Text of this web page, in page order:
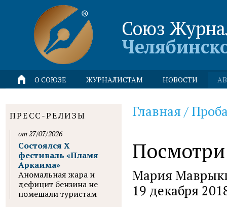
Союз
О СОЮЗЕ ЖУРНАЛИСТАМ НОВОСТИ
Главная /
Мария
19 декабря
ПРЕСС-РЕЛИЗЫ
от 27/07/2026
Состоялся X
фестиваль «Пламя
Аркаима»
Аномальная жара и
дефицит бензина не
помешали туристам